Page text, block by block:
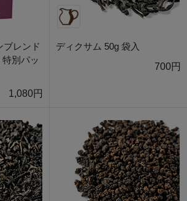
ブレンド
別パッ
1,080円
ディクサム 50g 袋入
700円